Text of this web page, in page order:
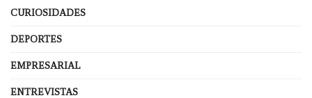
CURIOSIDADES
DEPORTES
EMPRESARIAL
ENTREVISTAS